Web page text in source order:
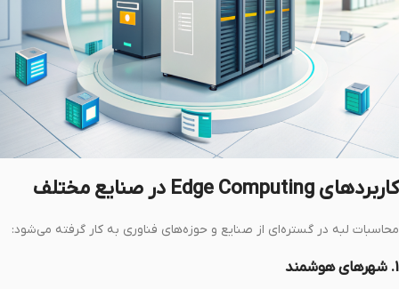
کاربردهای Edge Computing در صنایع مختلف
محاسبات لبه در گستره‌ای از صنایع و حوزه‌های فناوری به کار گرفته می‌شود:
1. شهرهای هوشمند